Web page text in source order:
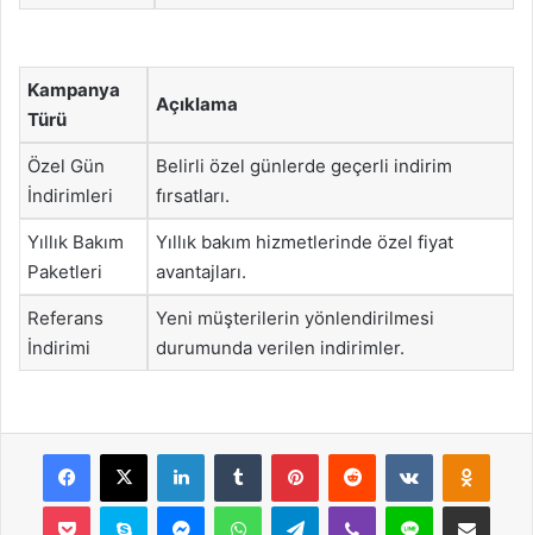
Kampanya
Türü
Açıklama
Özel Gün
İndirimleri
Belirli özel günlerde geçerli indirim
fırsatları.
Yıllık Bakım
Paketleri
Yıllık bakım hizmetlerinde özel fiyat
avantajları.
Referans
İndirimi
Yeni müşterilerin yönlendirilmesi
durumunda verilen indirimler.
Facebook
X LinkedInTumblr PinterestReddit VKontakte
Pocket Skype MessengerWhatsAppTelegramViber Line E-Posta ile